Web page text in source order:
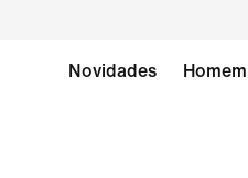
Novidades Homem